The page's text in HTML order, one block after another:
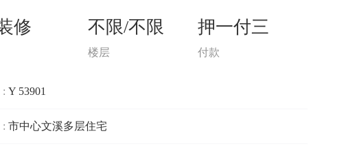
修 不限/不限
楼层
押一付三
付款
: Y 53901
: 市中心文溪多层住宅